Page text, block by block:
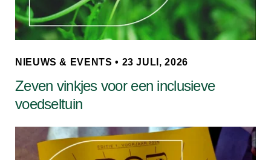
NIEUWS & EVENTS • 23 JULI, 2026
Zeven vinkjes voor een inclusieve
voedseltuin